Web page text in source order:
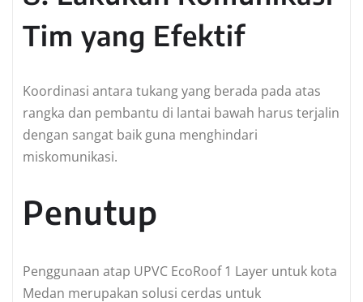
Tim yang Efektif
Koordinasi antara tukang yang berada pada atas
rangka dan pembantu di lantai bawah harus terjalin
dengan sangat baik guna menghindari
miskomunikasi.
Penutup
Penggunaan atap UPVC EcoRoof 1 Layer untuk kota
Medan merupakan solusi cerdas untuk